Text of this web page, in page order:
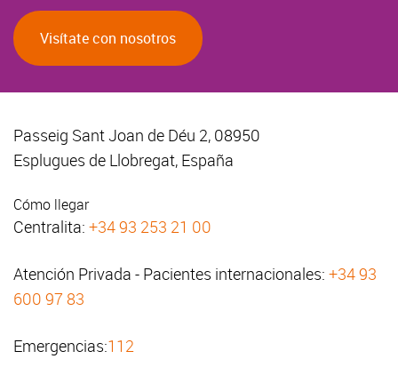
Visítate con nosotros
Passeig Sant Joan de Déu 2, 08950
Esplugues de Llobregat, España
Cómo llegar
Centralita: +34 93 253 21 00
Atención Privada - Pacientes internacionales: +34 93
600 97 83
Emergencias:112